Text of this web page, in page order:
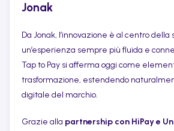
Jonak
Da Jonak, l’innovazione è al centro
un’esperienza sempre più fluida e
Tap to Pay si afferma oggi come
trasformazione, estendendo
digitale del marchio.
Grazie alla partnership con HiPay e